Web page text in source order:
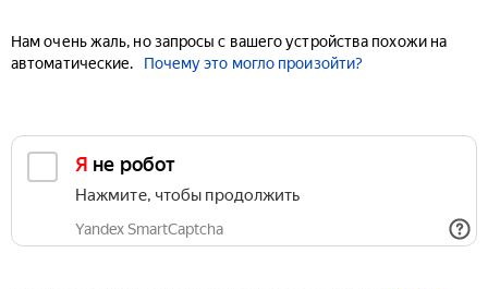
Нам очень жаль, но запросы с вашего устройства похожи на
автоматические.
Почему это могло произойти?
Я не робот
Нажмите, чтобы продолжить
Yandex SmartCaptcha